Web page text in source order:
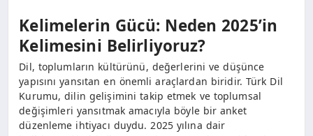
Kelimelerin Gücü: Neden 2025’in
Kelimesini Belirliyoruz?
Dil, toplumların kültürünü, değerlerini ve düşünce
yapısını yansıtan en önemli araçlardan biridir. Türk Dil
Kurumu, dilin gelişimini takip etmek ve toplumsal
değişimleri yansıtmak amacıyla böyle bir anket
düzenleme ihtiyacı duydu. 2025 yılına dair